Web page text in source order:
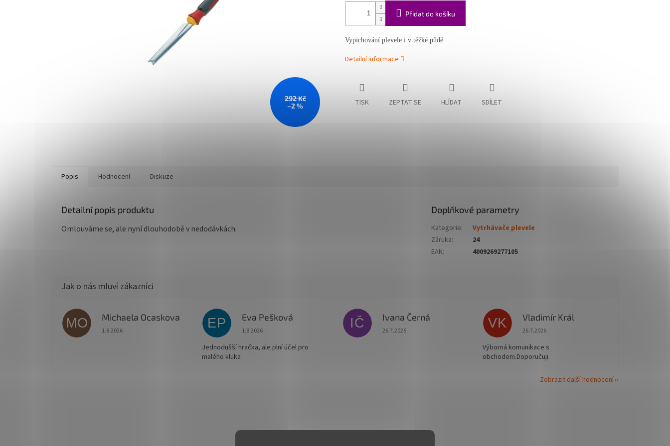
292 Kč
–2 %
Přidat do košíku
Vypichování plevele i v těžké půdě
Detailní informace
TISK ZEPTAT SE HLÍDAT SDÍLET
Popis Hodnocení Diskuze
Detailní popis produktu
Omlouváme se, ale nyní dlouhodobě v nedodávkách.
Doplňkové parametry
Kategorie:
Vytrhávače plevele
Záruka:
24
EAN: 4009269277105
MO Michaela Ocaskova
Hodnocení obchodu je 5 z 5 hvězdiček.
1.8.2026
EP Eva Pešková
Hodnocení obchodu je 5 z 5 hvězdiček.
1.8.2026
Jednodušší hračka, ale plní účel pro
malého kluka
IČ Ivana Černá
Hodnocení obchodu je 5 z 5 hvězdiček.
26.7.2026
VK Vladimír Král
Hodnocení obchodu je 5 z 5 hvězdiček.
26.7.2026
Výborná komunikace s
obchodem.Doporučuji.
Zobrazit další hodnocení